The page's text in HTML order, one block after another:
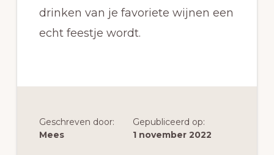
drinken van je favoriete wijnen een
echt feestje wordt.
Geschreven door:
Mees
Gepubliceerd op:
1 november 2022